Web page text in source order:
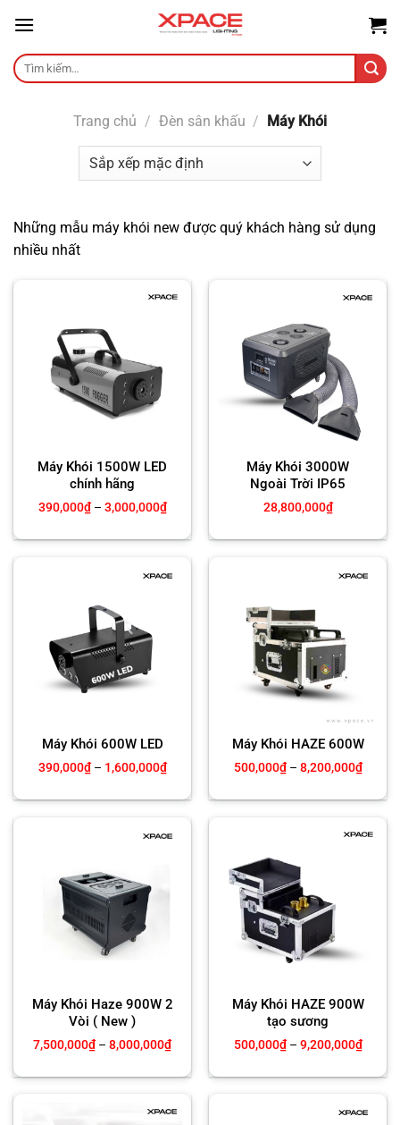
content
Tìm
kiếm:
Trang chủ / Đèn sân khấu / Máy Khói
Những mẫu máy khói new được quý khách hàng sử dụng
nhiều nhất
Máy Khói 1500W LED
chính hãng
390,000₫ – 3,000,000₫Khoảng
giá:
390,000₫
Máy Khói 3000W
Ngoài Trời IP65
28,800,000₫
Máy Khói 600W LED
390,000₫ – 1,600,000₫Khoảng
giá:
390,000₫
Máy Khói HAZE 600W
500,000₫ – 8,200,000₫
giá:
Máy Khói Haze 900W 2
Vòi ( New )
7,500,000₫ – 8,000,000₫Khoảng
giá:
7,500,000₫
Máy Khói HAZE 900W
tạo sương
500,000₫ – 9,200,000₫
giá: